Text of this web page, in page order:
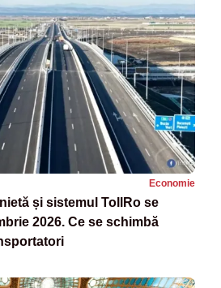
Economie
și sistemul TollRo se
2026. Ce se schimbă